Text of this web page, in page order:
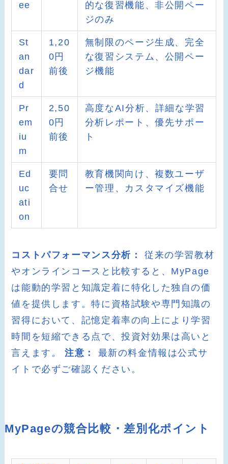
ee
的な復習機能、非公開ペー
ジのみ
St
an
dar
d
1,20
0円
前後
無制限のページ生成、完全
な復習システム、公開ペー
ジ機能
Pr
em
iu
m
2,50
0円
前後
高度なAI分析、詳細な学習
分析レポート、優先サポー
ト
Ed
uc
ati
on
要問
合せ
教育機関向け、複数ユーザ
ー管理、カスタマイズ機能
コストパフォーマンス分析：
従来の学習教材
やオンラインコースと比較すると、MyPage
は能動的学習と知識定着に特化した独自の価
値を提供します。特に資格試験や専門知識の
習得において、記憶定着率の向上により学習
時間を短縮できる点で、投資対効果は高いと
言えます。注意：
最新の料金情報は公式サ
イトで必ずご確認ください。
MyPageの競合比較・差別化ポイント